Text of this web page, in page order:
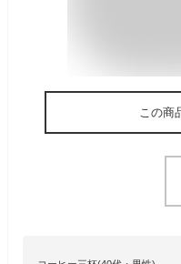
この商